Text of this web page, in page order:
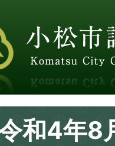
和4年8